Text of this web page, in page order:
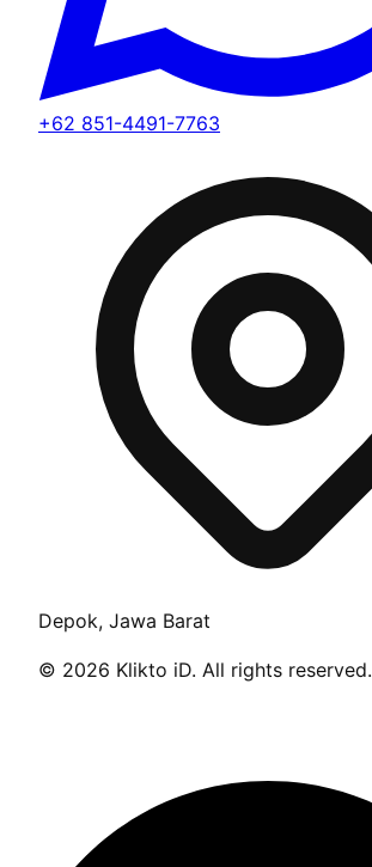
+62 851-4491-7763
Depok, Jawa Barat
© 2026 Klikto iD. All rights reserved.